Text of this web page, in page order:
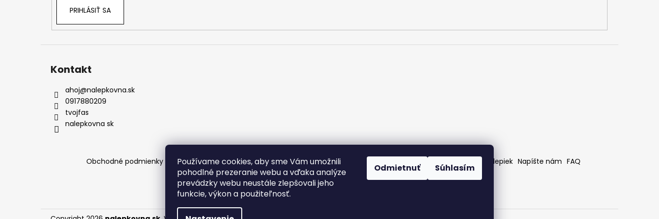
Používame cookies, aby sme Vám umožnili
pohodlné prezeranie webu a vďaka analýze
prevádzky webu neustále zlepšovali jeho
funkcie, výkon a použiteľnosť.
Odmietnuť Súhlasím
PRIHLÁSIŤ SA
Kontakt
ahoj@nalepkovna.sk
0917880209
tvojfas
nalepkovna sk
Obchodné podmienky Podmienky ochrany osobných údajov Kontakt Doprava a platba Podmienky vrátenia Bez nálepiek Napíšte nám FAQ
Nálepky na zákazku